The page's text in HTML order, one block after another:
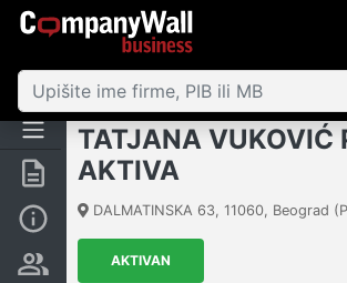
Rezime
Osnovni podaci
Vlasnička struktura
TATJANA VUKOVIĆ
AKTIVA
DALMATINSKA 63, 11060, Beograd
AKTIVAN